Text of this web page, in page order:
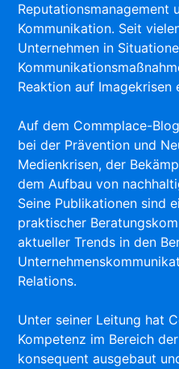
Reputationsmanagement
Kommunikation. Seit
Unternehmen in
Reaktion auf Imagekrisen
Auf dem Commplace-
bei der Prävention und
Medienkrisen, der
dem Aufbau von
Seine Publikationen sind
praktischer
aktueller Trends in den
Relations.
Unter seiner Leitung hat
Kompetenz im Bereich
konsequent ausgebaut